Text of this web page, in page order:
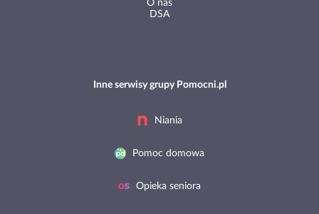
O nas
DSA
Inne serwisy grupy Pomocni.pl
Niania
Pomoc domowa
Opieka seniora